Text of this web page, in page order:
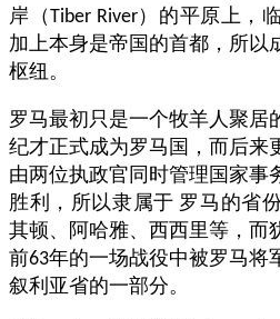
岸（Tiber River）的平原上，
加上本身是帝国的首都，所以
枢纽。
罗马最初只是一个牧羊人聚居
纪才正式成为罗马国，而后来
由两位执政官同时管理国家事
胜利，所以隶属于 罗马的省
其顿、阿哈雅、西西里等，而
前63年的一场战役中被罗马将
叙利亚省的一部分。